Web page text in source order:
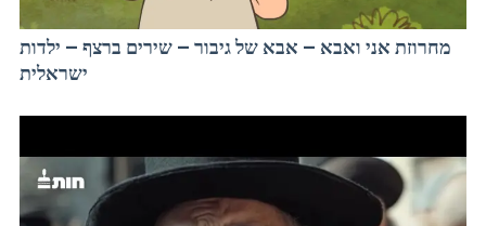
מחרוזת אני ואבא – אבא של גיבור – שירים ברצף – ילדות
ישראלית